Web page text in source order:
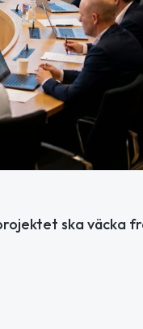
ska väcka